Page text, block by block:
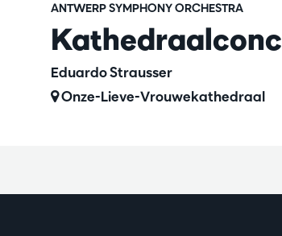
Eduardo Strausser
ANTWERP SYMPHONY ORCHESTRA
Onze-Lieve-Vrouwekathedraal